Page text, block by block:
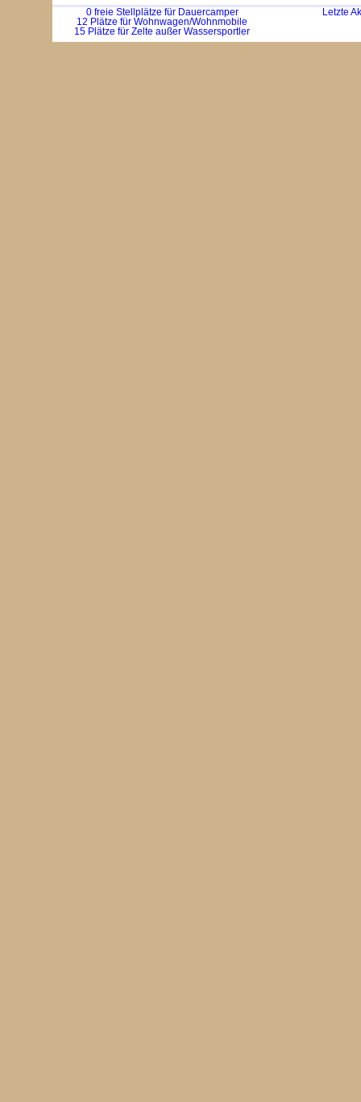
0 freie Stellplätze für Dauercamper
12 Plätze für Wohnwagen/Wohnmobile
15 Plätze für Zelte außer Wassersportler
Letzte